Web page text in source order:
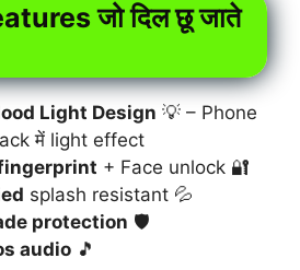
जो दिल छू जाते
Light Design 💡 – Phone
में light effect
+ Face unlock 🔐
splash resistant 💦
protection 🛡️
audio 🎵